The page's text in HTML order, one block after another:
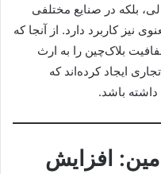
بلکه در صنایع مختلفی
نیز کاربرد دارد. از آنجا که
بلاک‌چین را به ارث
ایجاد کرده‌اند که
داشته باشد.
افزایش